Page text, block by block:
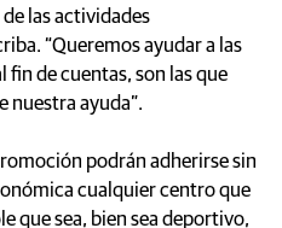
las actividades
“Queremos ayudar a las
fin de cuentas, son las que
nuestra ayuda”.
podrán adherirse sin
cualquier centro que
que sea, bien sea deportivo,